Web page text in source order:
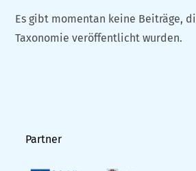
Es gibt momentan keine Beiträge,
Taxonomie veröffentlicht wurden.
Partner